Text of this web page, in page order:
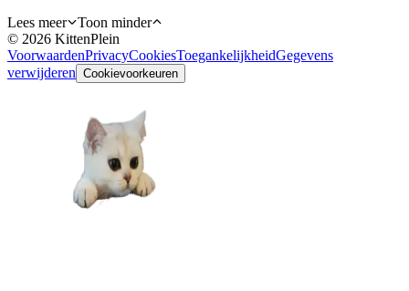
Lees meer
Toon minder
© 2026 KittenPlein
VoorwaardenPrivacyCookiesToegankelijkheidGegevens
verwijderen Cookievoorkeuren